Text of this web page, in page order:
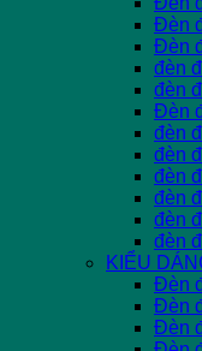
Đèn
Đèn
đèn
đèn
Đèn
đèn
đèn
đèn
đèn
đèn
đèn
KIỂU
Đèn
Đèn
Đèn